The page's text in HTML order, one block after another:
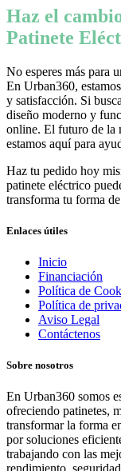
Haz el
Patinete
No esperes más para
En Urban360,
y satisfacción. Si
diseño moderno y
online. El futuro de la
estamos aquí para
Haz tu pedido hoy
patinete eléctrico
transforma tu forma
Enlaces útiles
Inicio
Financiación
Política de
Política de
Aviso Legal
Contáctenos
Sobre nosotros
En Urban360 somos
ofreciendo patinetes,
transformar la forma
por soluciones
trabajando con las